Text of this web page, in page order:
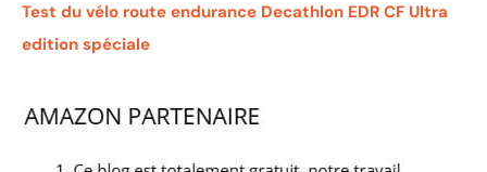
Test du vélo route endurance Decathlon EDR CF Ultra
edition spéciale